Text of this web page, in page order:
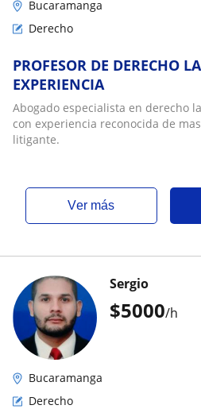
Bucaramanga
Derecho
PROFESOR DE DERECHO
EXPERIENCIA
Abogado especialista en derecho
con experiencia reconocida de
litigante.
ver más
$5000/h
Sergio
Bucaramanga
Derecho